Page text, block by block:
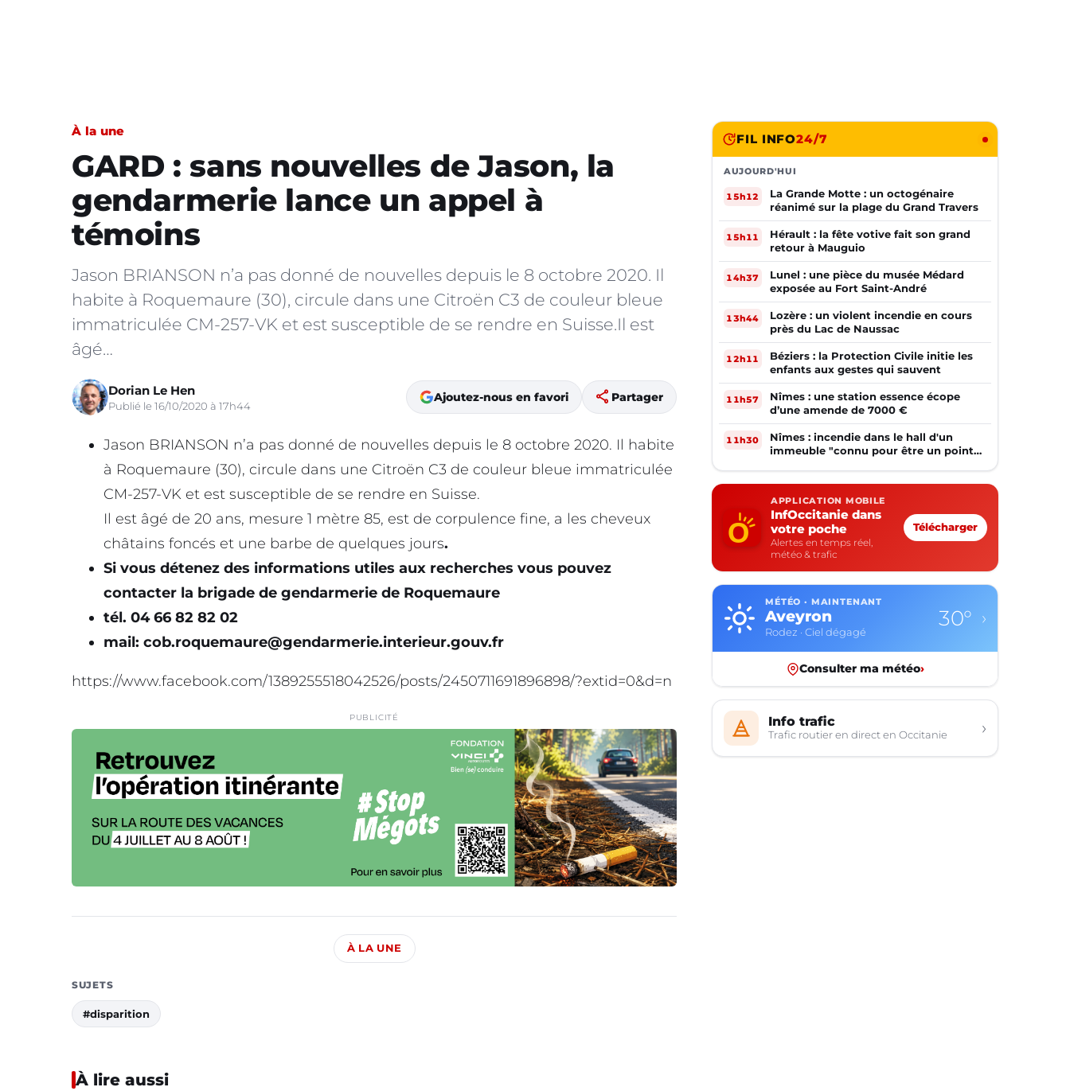
À la une
GARD : sans nouvelles de Jason, la
gendarmerie lance un appel à
témoins
Jason BRIANSON n’a pas donné de nouvelles depuis le 8 octobre 2020. Il
habite à Roquemaure (30), circule dans une Citroën C3 de couleur bleue
immatriculée CM-257-VK et est susceptible de se rendre en Suisse.Il est
âgé…
Dorian Le Hen
Publié le 16/10/2020 à 17h44
Ajoutez-nous en favori share Partager
Jason BRIANSON n’a pas donné de nouvelles depuis le 8 octobre 2020. Il habite
à Roquemaure (30), circule dans une Citroën C3 de couleur bleue immatriculée
CM-257-VK et est susceptible de se rendre en Suisse.
Il est âgé de 20 ans, mesure 1 mètre 85, est de corpulence fine, a les cheveux
châtains foncés et une barbe de quelques jours.
Si vous détenez des informations utiles aux recherches vous pouvez
contacter la brigade de gendarmerie de Roquemaure
tél. 04 66 82 82 02
mail: cob.roquemaure@gendarmerie.interieur.gouv.fr
https://www.facebook.com/1389255518042526/posts/2450711691896898/?extid=0&d=n
PUBLICITÉ
À LA UNE
SUJETS
#disparition
FIL INFO24/7
AUJOURD'HUI
15h12
La Grande Motte : un octogénaire
réanimé sur la plage du Grand Travers
15h11
Hérault : la fête votive fait son grand
retour à Mauguio
14h37
Lunel : une pièce du musée Médard
exposée au Fort Saint-André
13h44
Lozère : un violent incendie en cours
près du Lac de Naussac
12h11
Béziers : la Protection Civile initie les
enfants aux gestes qui sauvent
11h57
Nîmes : une station essence écope
d’une amende de 7000 €
11h30
Nîmes : incendie dans le hall d'un
immeuble "connu pour être un point
APPLICATION MOBILE
InfOccitanie dans
votre poche
Alertes en temps réel,
météo & trafic
Télécharger
MÉTÉO · MAINTENANT
Aveyron
Rodez · Ciel dégagé
30° ›
Consulter ma météo›
Info trafic
Trafic routier en direct en Occitanie ›
À lire aussi